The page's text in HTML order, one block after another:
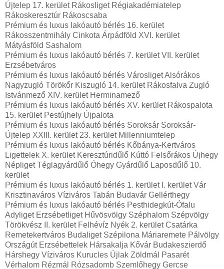
Újtelep 17. kerület Rákosliget Régiakadémiatelep
Rákoskeresztúr Rákoscsaba
Prémium és luxus lakóautó bérlés 16. kerület
Rákosszentmihály Cinkota Árpádföld XVI. kerület
Mátyásföld Sashalom
Prémium és luxus lakóautó bérlés 7. kerület VII. kerület
Erzsébetváros
Prémium és luxus lakóautó bérlés Városliget Alsórákos
Nagyzugló Törökőr Kiszugló 14. kerület Rákosfalva Zugló
Istvánmező XIV. kerület Herminamező
Prémium és luxus lakóautó bérlés XV. kerület Rákospalota
15. kerület Pestújhely Újpalota
Prémium és luxus lakóautó bérlés Soroksár Soroksár-
Újtelep XXIII. kerület 23. kerület Millenniumtelep
Prémium és luxus lakóautó bérlés Kőbánya-Kertváros
Ligettelek X. kerület Keresztúridűlő Kúttó Felsőrákos Újhegy
Népliget Téglagyárdűlő Óhegy Gyárdűlő Laposdűlő 10.
kerület
Prémium és luxus lakóautó bérlés 1. kerület I. kerület Vár
Krisztinaváros Víziváros Tabán Budavár Gellérthegy
Prémium és luxus lakóautó bérlés Pesthidegkút-Ófalu
Adyliget Erzsébetliget Hűvösvölgy Széphalom Szépvölgy
Törökvész II. kerület Felhévíz Nyék 2. kerület Csatárka
Remetekertváros Budaliget Szépilona Máriaremete Pálvölgy
Országút Erzsébettelek Hársakalja Kővár Budakeszierdő
Hárshegy Víziváros Kurucles Újlak Zöldmál Pasarét
Vérhalom Rézmál Rózsadomb Szemlőhegy Gercse